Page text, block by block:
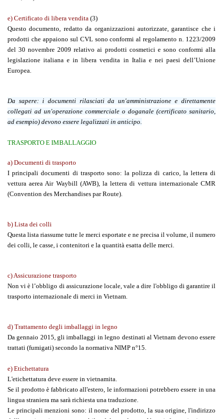
e) Certificato di libera vendita (3)
Questo documento, redatto da organizzazioni autorizzate, garantisce che i
prodotti che appaiono sul CVL sono conformi al regolamento n. 1223/2009
del 30 novembre 2009 relativo ai prodotti cosmetici e sono conformi alla
legislazione italiana e in libera vendita in Italia e nei paesi dell’Unione
Europea.
Da sapere: i documenti rilasciati da un'amministrazione e direttamente
collegati ad un'operazione commerciale o doganale (certificato sanitario,
ad esempio) devono essere legalizzati in anticipo.
TRASPORTO E IMBALLAGGIO
a) Documenti di trasporto
I principali documenti di trasporto sono: la polizza di carico, la lettera di
vettura aerea Air Waybill (AWB), la lettera di vettura internazionale CMR
(Convention des Merchandises par Route).
b) Lista dei colli
Questa lista riassume tutte le merci esportate e ne precisa il volume, il numero
dei colli, le casse, i contenitori e la quantità esatta delle merci.
c) Assicurazione trasporto
Non vi è l’obbligo di assicurazione locale, vale a dire l'obbligo di garantire il
trasporto internazionale di merci in Vietnam.
d) Trattamento degli imballaggi in legno
Da gennaio 2015, gli imballaggi in legno destinati al Vietnam devono essere
trattati (fumigati) secondo la normativa NIMP n°15.
e) Etichettatura
L'etichettatura deve essere in vietnamita.
Se il prodotto è fabbricato all'estero, le informazioni potrebbero essere in una
lingua straniera ma sarà richiesta una traduzione.
Le principali menzioni sono: il nome del prodotto, la sua origine, l'indirizzo